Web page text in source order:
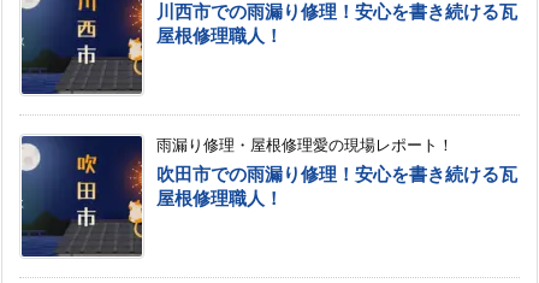
川西市での雨漏り修理！安心を書き続ける瓦
屋根修理職人！
雨漏り修理・屋根修理愛の現場レポート！
吹田市での雨漏り修理！安心を書き続ける瓦
屋根修理職人！